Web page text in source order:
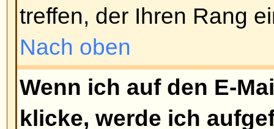
Nach oben
Wie editiere oder lösche ich
Genau wie bei den Beiträgen
vom Verfasser,
editiert oder gelöscht werden.